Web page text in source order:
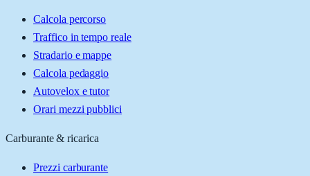
Calcola percorso
Traffico in tempo reale
Stradario e mappe
Calcola pedaggio
Autovelox e tutor
Orari mezzi pubblici
Carburante & ricarica
Prezzi carburante